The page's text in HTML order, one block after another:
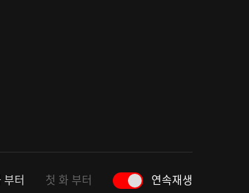
부터 첫 화 부터 연속재생